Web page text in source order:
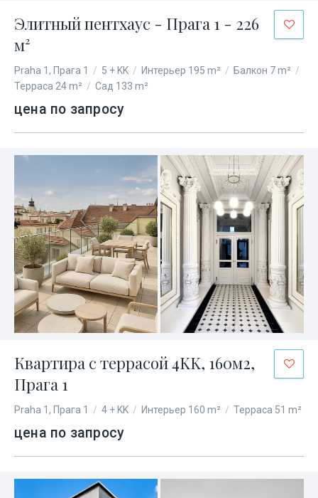
Элитный пентхаус - Прага 1 - 226
м²
Praha 1, Прага 1 / 5 + KK / Интерьер 195 m² / Балкон 7 m² /
Терраса 24 m² / Сад 133 m²
цена по запросу
Квартира с террасой 4KK, 160м2,
Прага 1
Praha 1, Прага 1 / 4 + KK / Интерьер 160 m² / Терраса 51 m²
цена по запросу